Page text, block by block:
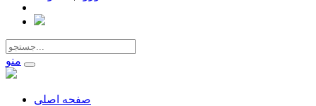
منو
صفحه اصلی